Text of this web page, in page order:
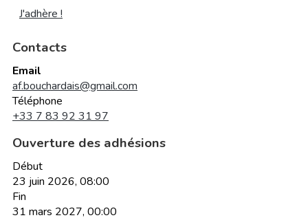
J'adhère !
Contacts
Email
af.bouchardais@gmail.com
Téléphone
+33 7 83 92 31 97
Ouverture des adhésions
Début
23 juin 2026, 08:00
Fin
31 mars 2027, 00:00